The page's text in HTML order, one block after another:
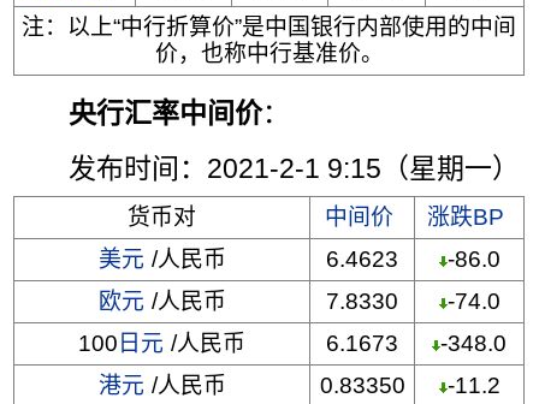
注：以上“中行折算价”是中国银行内部使用的中间
价，也称中行基准价。
央行汇率中间价：
发布时间：2021-2-1 9:15（星期一）
货币对 中间价
涨跌BP
美元 /人民币 6.4623
-86.0
欧元 /人民币 7.8330
-74.0
100 日元 /人民币 6.1673
-348.0
港元 /人民币 0.83350
-11.2